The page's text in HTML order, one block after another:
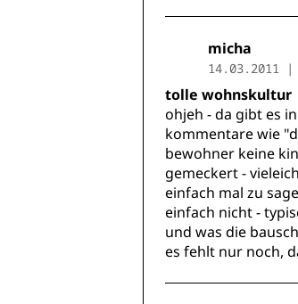
micha
14.03.2011 |
tolle wohnskultur
ohjeh - da gibt es
kommentare wie
bewohner keine
gemeckert -
einfach mal zu
einfach nicht -
und was die
es fehlt nur noch,